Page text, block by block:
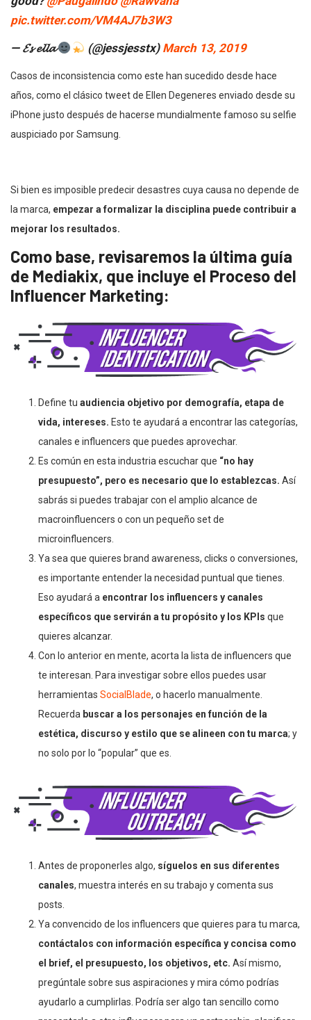
pic.twitter.com/VM4AJ7b3W3
— 𝓔𝓼 𝓮𝓵𝓵𝓪
(@jessjesstx) March 13, 2019
Casos de inconsistencia como este han sucedido desde hace
años, como el clásico tweet de Ellen Degeneres enviado desde su
iPhone justo después de hacerse mundialmente famoso su selfie
auspiciado por Samsung.
Si bien es imposible predecir desastres cuya causa no depende de
la marca, empezar a formalizar la disciplina puede contribuir a
mejorar los resultados.
Como base, revisaremos la última guía
de Mediakix, que incluye el Proceso del
Influencer Marketing:
Define tu audiencia objetivo por demografía, etapa de
vida, intereses. Esto te ayudará a encontrar las categorías,
canales e influencers que puedes aprovechar.
Es común en esta industria escuchar que “no hay
presupuesto”, pero es necesario que lo establezcas. Así
sabrás si puedes trabajar con el amplio alcance de
macroinfluencers o con un pequeño set de
microinfluencers.
Ya sea que quieres brand awareness, clicks o conversiones,
es importante entender la necesidad puntual que tienes.
Eso ayudará a encontrar los influencers y canales
específicos que servirán a tu propósito y los KPIs que
quieres alcanzar.
Con lo anterior en mente, acorta la lista de influencers que
te interesan. Para investigar sobre ellos puedes usar
herramientas SocialBlade, o hacerlo manualmente.
Recuerda buscar a los personajes en función de la
estética, discurso y estilo que se alineen con tu marca; y
no solo por lo “popular” que es.
Antes de proponerles algo, síguelos en sus diferentes
canales, muestra interés en su trabajo y comenta sus
posts.
Ya convencido de los influencers que quieres para tu marca,
contáctalos con información específica y concisa como
el brief, el presupuesto, los objetivos, etc. Así mismo,
pregúntale sobre sus aspiraciones y mira cómo podrías
ayudarlo a cumplirlas. Podría ser algo tan sencillo como